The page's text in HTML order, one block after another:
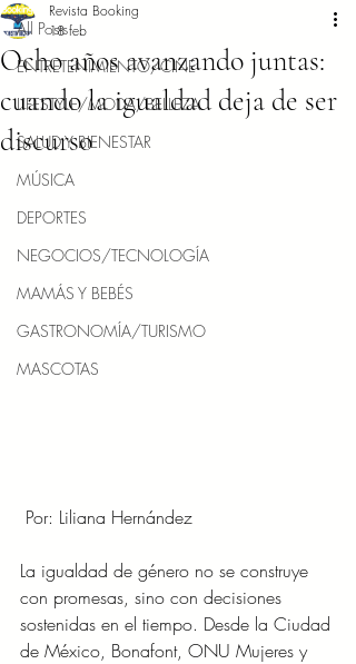
All Posts
ENTRETENIMIENTO/CINE
LIFESTYLE/MODA/BELLEZA
SALUD Y BIENESTAR
MÚSICA
DEPORTES
NEGOCIOS/TECNOLOGÍA
MAMÁS Y BEBÉS
GASTRONOMÍA/TURISMO
MASCOTAS
Ocho años avanzando juntas:
cuando la igualdad deja de ser
discurso
Revista Booking
18 feb
Por: Liliana Hernández
La igualdad de género no se construye
con promesas, sino con decisiones
sostenidas en el tiempo. Desde la Ciudad
de México, Bonafont, ONU Mujeres y